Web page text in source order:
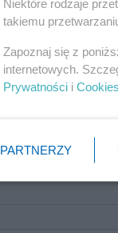
Niektóre rodzaje
takiemu
Zapoznaj się z
internetowych.
Prywatności i Cookies
PARTNERZY